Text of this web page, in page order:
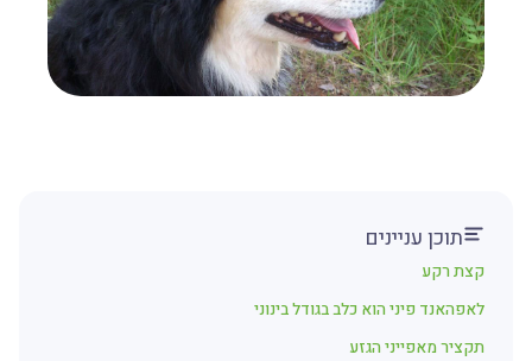
תוכן עניינים
קצת רקע
לאפהאנד פיני הוא כלב בגודל בינוני
תקציר מאפייני הגזע